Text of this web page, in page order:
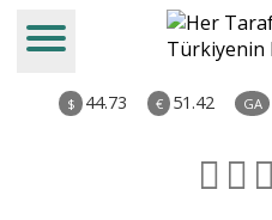
$ 44.73 € 51.42 GA